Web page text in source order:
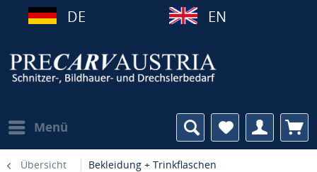
DE EN
Menü
Übersicht Bekleidung + Trinkflaschen